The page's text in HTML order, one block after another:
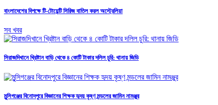
বাংলাদেশের বিপক্ষে টি-টোয়েন্টি সিরিজ বাতিল করল অস্ট্রেলিয়া
সব খবর
সিরাজদিখানে খ্রিষ্টান বাড়ি থেকে ৪ কোটি টাকার দলিল চুরি: থানায় জিডি
মুন্সিগঞ্জের বিনোদপুরে বিজ্ঞানের শিক্ষক হৃদয় কৃষ্ণ মন্ডলের জামিন নামঞ্জুর